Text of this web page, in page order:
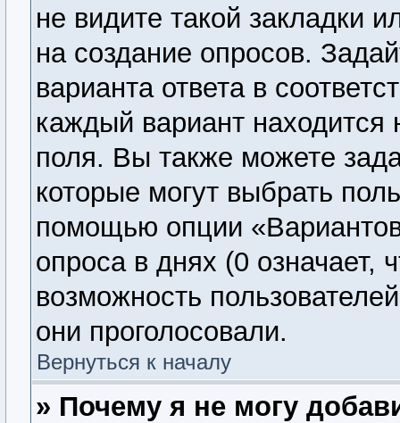
не видите такой закладки
на создание опросов.
варианта ответа в
каждый вариант находится
поля. Вы также можете
которые могут выбрать
помощью опции
опроса в днях (0 означает,
возможность
они проголосовали.
Вернуться к началу
» Почему я не могу